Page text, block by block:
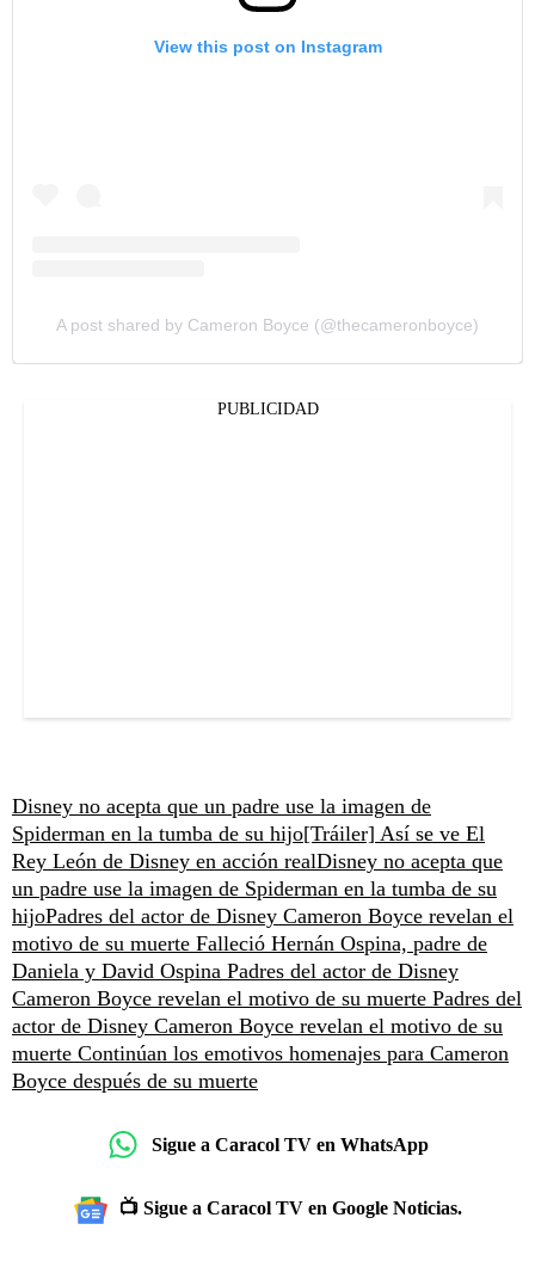
View this post on Instagram
A post shared by Cameron Boyce (@thecameronboyce)
PUBLICIDAD
Disney no acepta que un padre use la imagen de
Spiderman en la tumba de su hijo[Tráiler] Así se ve El
Rey León de Disney en acción realDisney no acepta que
un padre use la imagen de Spiderman en la tumba de su
hijoPadres del actor de Disney Cameron Boyce revelan el
motivo de su muerte Falleció Hernán Ospina, padre de
Daniela y David Ospina Padres del actor de Disney
Cameron Boyce revelan el motivo de su muerte Padres del
actor de Disney Cameron Boyce revelan el motivo de su
muerte Continúan los emotivos homenajes para Cameron
Boyce después de su muerte
Sigue a Caracol TV en WhatsApp
📺 Sigue a Caracol TV en Google Noticias.